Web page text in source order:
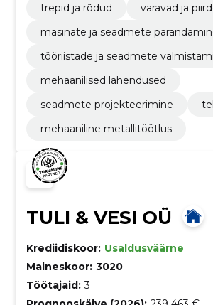
trepid ja rõdud
väravad ja
masinate ja seadmete
tööriistade ja seadmete
mehaanilised lahendused
seadmete projekteerimine
mehaaniline metallitöötlus
TULI & VESI OÜ
Krediidiskoor: Usaldusväärne
Maineskoor: 3020
Töötajaid: 3